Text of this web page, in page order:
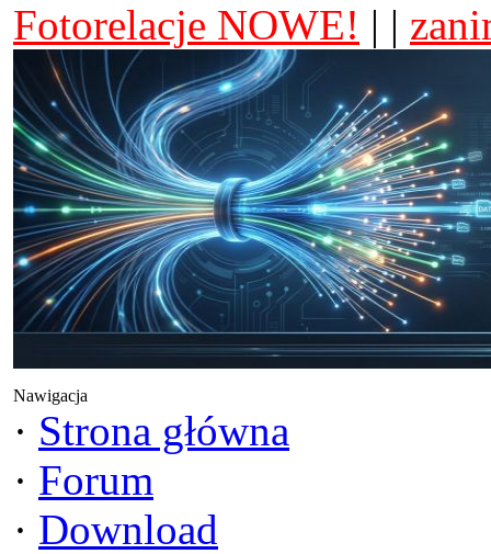
Fotorelacje NOWE! | |
Nawigacja
· Strona główna
· Forum
· Download